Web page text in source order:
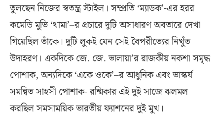
তুলছেন নিজের স্বতন্ত্র স্টাইল। সম্প্রতি ‘ম্যাডক’-এর হরর
কমেডি মুভি ‘থামা’–র প্রচারে দুটি অসাধারণ অবতারে দেখা
গিয়েছিল তাঁকে। দুটি লুকই যেন সেই বৈপরীত্যের নিখুঁত
উদাহরণ। একদিকে জে. জে. ভালায়া’র রাজকীয় নকশা সমৃদ্ধ
পোশাক, অন্যদিকে ‘একে ওকে’–র আধুনিক এবং ভাস্কর্য
সমন্বিত সাহসী পোশাক- রশ্মিকার এই দুই সাজে ঝলমল
করছিল সমসাময়িক ভারতীয় ফ্যাশনের দুই মুখ।